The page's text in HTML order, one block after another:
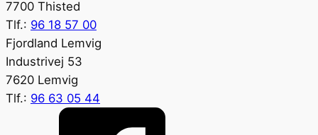
7700 Thisted
Tlf.: 96 18 57 00
Fjordland Lemvig
Industrivej 53
7620 Lemvig
Tlf.: 96 63 05 44